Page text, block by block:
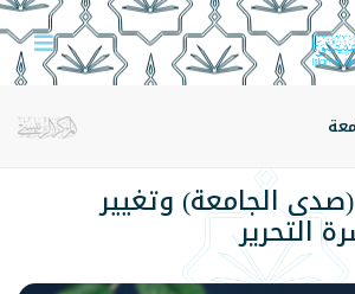
الجامعة) وتغيير
التحرير